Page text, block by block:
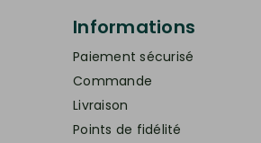
Informations
Paiement sécurisé
Commande
Livraison
Points de fidélité